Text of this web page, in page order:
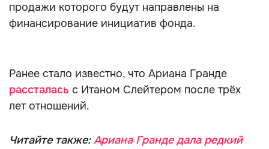
продажи которого будут направлены на
финансирование инициатив фонда.
Ранее стало известно, что Ариана Гранде
рассталась с Итаном Слейтером после трёх
лет отношений.
Читайте также:Ариана Гранде дала редкий